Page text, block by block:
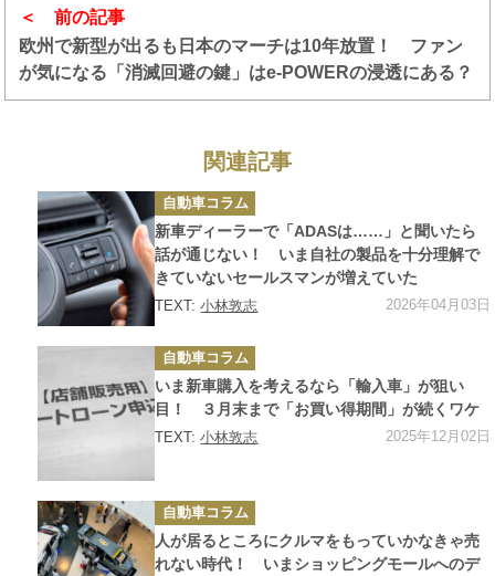
前の記事
欧州で新型が出るも日本のマーチは10年放置！ ファン
が気になる「消滅回避の鍵」はe-POWERの浸透にある？
関連記事
カ
テ
ゴ
リ
ー
自動車コラム
新車ディーラーで「ADASは……」と聞いたら
話が通じない！ いま自社の製品を十分理解で
きていないセールスマンが増えていた
TEXT:小林敦志 2026年04月03日
カ
テ
ゴ
リ
ー
自動車コラム
いま新車購入を考えるなら「輸入車」が狙い
目！ ３月末まで「お買い得期間」が続くワケ
TEXT:小林敦志 2025年12月02日
カ
テ
ゴ
リ
ー
自動車コラム
人が居るところにクルマをもっていかなきゃ売
れない時代！ いまショッピングモールへのデ